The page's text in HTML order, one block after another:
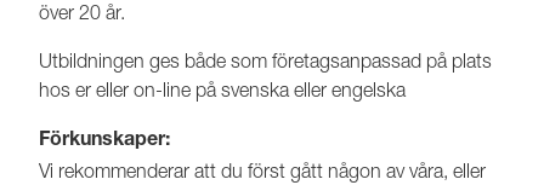
över 20 år.
Utbildningen ges både som företagsanpassad på plats
hos er eller on-line på svenska eller engelska
Förkunskaper:
Vi rekommenderar att du först gått någon av våra, eller